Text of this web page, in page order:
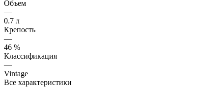
Объем
—
0.7 л
Крепость
—
46 %
Классификация
—
Vintage
Все характеристики